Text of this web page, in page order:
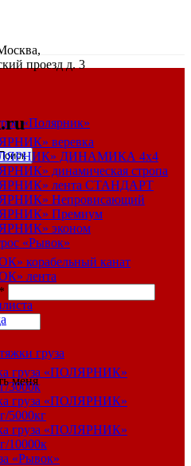
проезд д. 3
Поиск
*
меня
«Полярник»
веревка
ДИНАМИКА 4х4
динамическая стропа
лента СТАНДАРТ
Непровисающий
Премиум
эконом
«Рывок»
корабельный канат
лента
груза
груза «ПОЛЯРНИК»
3000к
груза «ПОЛЯРНИК»
5000кг
груза «ПОЛЯРНИК»
10000к
«Рывок»